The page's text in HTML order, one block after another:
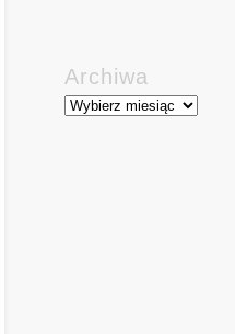
Archiwa